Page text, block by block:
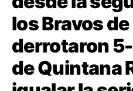
los Bravos
derrotaron
de Quintana